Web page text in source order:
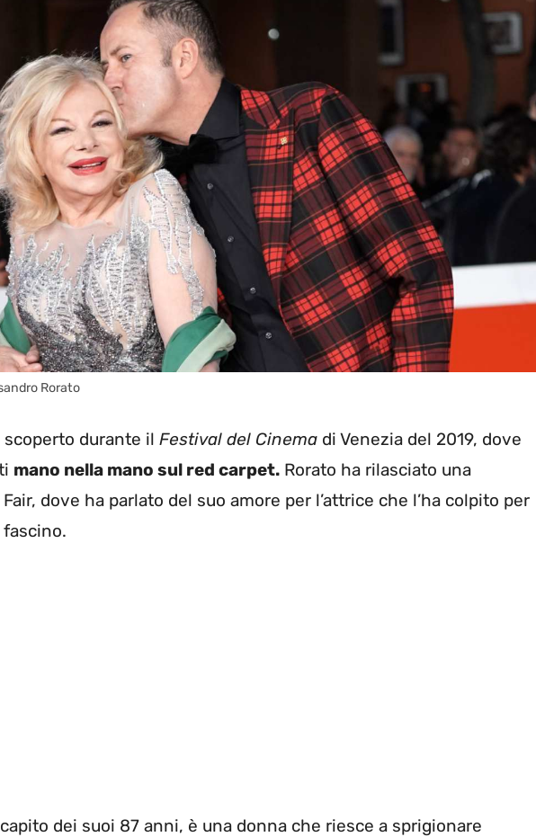
Rorato
scoperto durante il Festival del Cinema di Venezia del 2019, dove
mano nella mano sul red carpet. Rorato ha rilasciato una
dove ha parlato del suo amore per l’attrice che l’ha colpito per
dei suoi 87 anni, è una donna che riesce a sprigionare